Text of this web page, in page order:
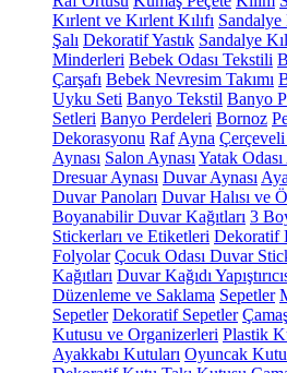
Kırlent ve Kırlent Kılıfı
Şalı Dekoratif Yastık Sandalye
Minderleri Bebek Odası Tekstili
Çarşafı Bebek Nevresim Takımı
Uyku Seti Banyo Tekstil Banyo
Setleri Banyo Perdeleri Bornoz
Dekorasyonu Raf Ayna
Aynası Salon Aynası Yatak Odası
Dresuar Aynası Duvar Aynası
Duvar Panoları Duvar Halısı ve
Boyanabilir Duvar Kağıtları 3
Stickerları ve Etiketleri Dekoratif
Folyolar Çocuk Odası Duvar
Kağıtları Duvar Kağıdı
Düzenleme ve Saklama Sepetler
Sepetler Dekoratif Sepetler
Kutusu ve Organizerleri Plastik
Ayakkabı Kutuları Oyuncak